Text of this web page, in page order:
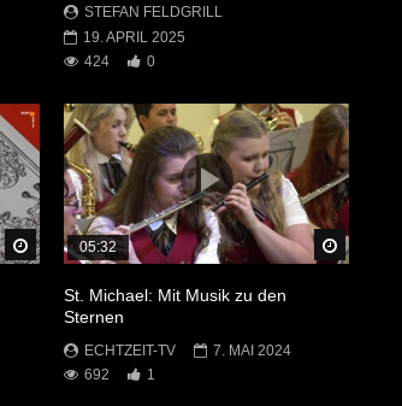
STEFAN FELDGRILL
19. APRIL 2025
424
0
Später Ansehen Später
05:32
St. Michael: Mit Musik zu den
Sternen
ECHTZEIT-TV
7. MAI 2024
692
1